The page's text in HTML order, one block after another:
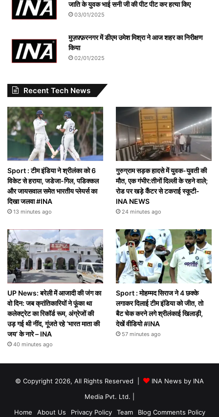
जाति के युवक भाई सनी जी की पीट पीट कर हत्या किए
03/01/2025
मुज़फ़्फ़रनगर में डीएम उमेश मिश्रा ने आज शहर का निरीक्षण
किया
02/01/2025
Recent Tech News
Sport : टीम इंडिया ने श्रीलंका को 6
विकेट से हराया, जडेजा-गिल, पडिक्कल
और जायसवाल समेत भारतीय प्लेयर्स का
दिखा जलवा #INA
13 minutes ago
गुरुग्राम सड़क हादसे में युवक-युवती की
मौत, एक गंभीर:तीनों दिल्ली के रहने वाले;
रोड पर खड़े कैंटर से टकराई स्कूटी-
INA NEWS
24 minutes ago
UP News: बरेली में आजादी की जंग का
वो दिन: जब क्रांतिकारियों ने फूंका था
कलेक्ट्रेट का रिकॉर्ड रूम, अंग्रेजों की
उड़ गई थी नींद, गूंजते रहे ‘भारत माता की
जय’ के नारे – INA
40 minutes ago
Sport : मोहम्मद सिराज ने 4 छक्के
लगाकर दिलाई टीम इंडिया को जीत, तो
बैट चेक करने लगे श्रीलंकाई खिलाड़ी,
देखें वीडियो #INA
57 minutes ago
© Copyright 2026, All Rights Reserved |
INA News by INA
Media Pvt. Ltd.
Home
About Us Privacy Policy Team Blog Comments Policy